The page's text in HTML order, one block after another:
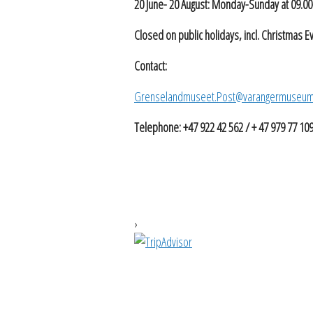
20 June- 20 August: Monday-Sunday at
Closed on public holidays, incl. Christmas
Contact:
Telephone: +47 922 42 562 / + 47 979 77